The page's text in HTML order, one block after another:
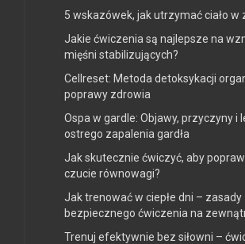
5 wskazówek, jak utrzymać ciało w
Jakie ćwiczenia są najlepsze na
mięśni stabilizujących?
Cellreset: Metoda detoksykacji
poprawy zdrowia
Ospa w gardle: Objawy, przyczyny i
ostrego zapalenia gardła
Jak skutecznie ćwiczyć, aby
czucie równowagi?
Jak trenować w ciepłe dni – zasady
bezpiecznego ćwiczenia na
Trenuj efektywnie bez siłowni –